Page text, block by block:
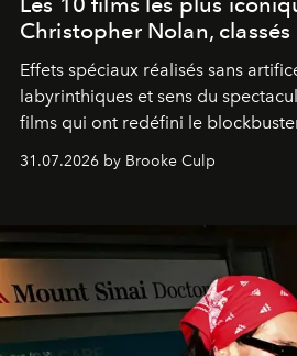
Christopher Nolan, classés
Effets spéciaux réalisés sans
labyrinthiques et sens du
films qui ont redéfini le
31.07.2026 by Brooke Culp